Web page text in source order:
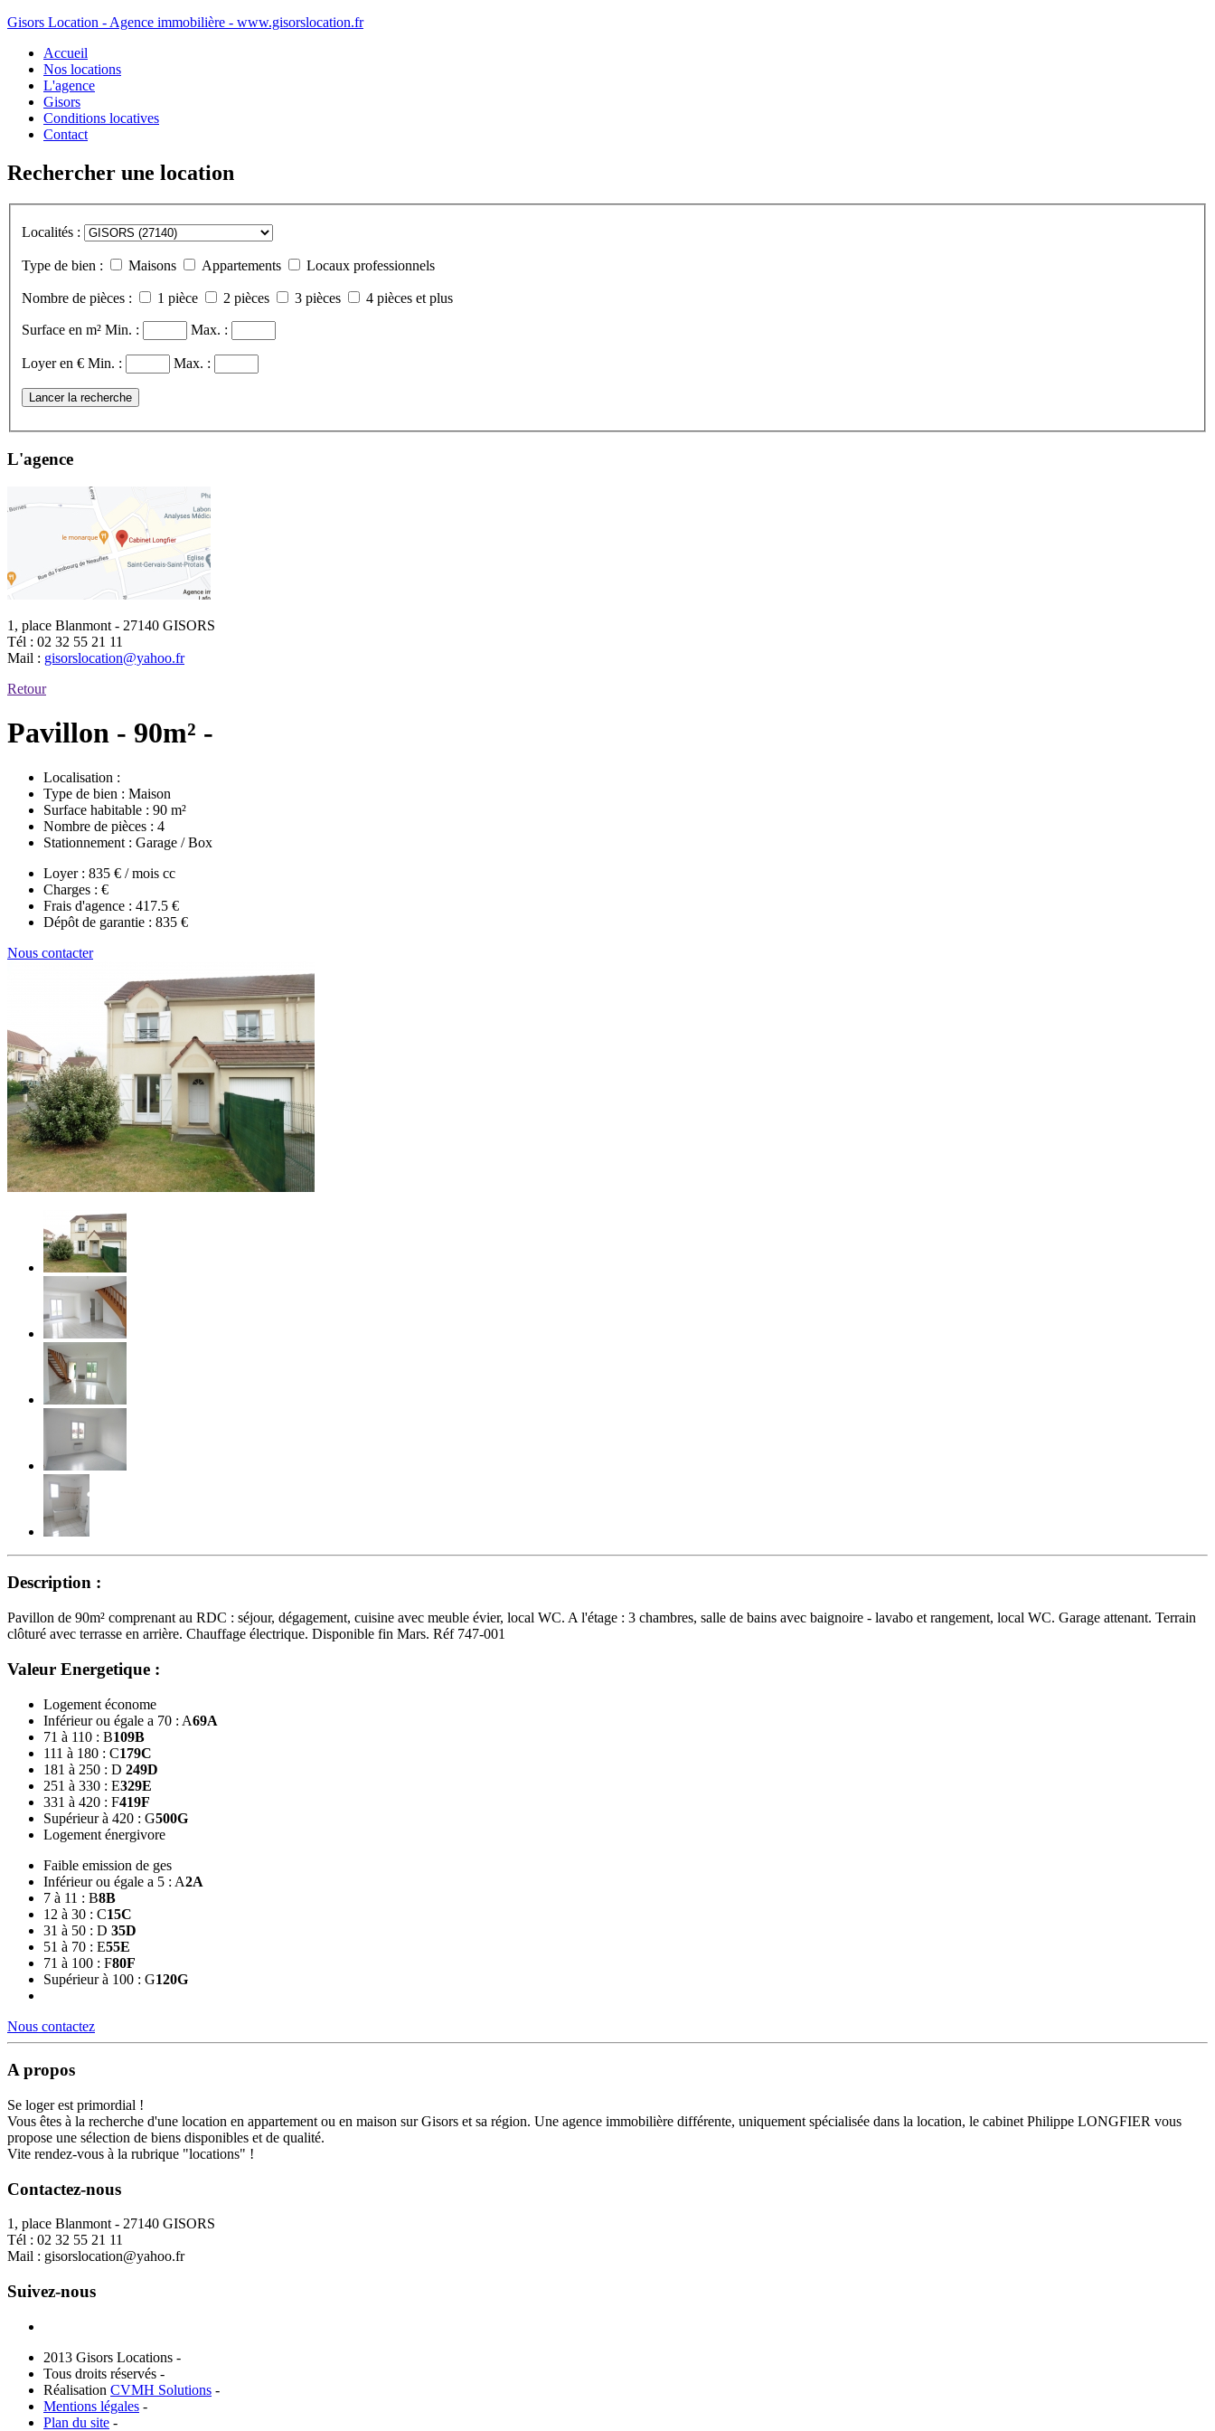
Gisors Location - Agence immobilière - www.gisorslocation.fr
Accueil
Nos locations
L'agence
Gisors
Conditions locatives
Contact
Rechercher une location
Localités :
Type de bien : Maisons Appartements Locaux professionnels
Nombre de pièces : 1 pièce 2 pièces 3 pièces 4 pièces et plus
Surface en m² Min. : Max. :
Loyer en € Min. : Max. :
Lancer la recherche
L'agence
1, place Blanmont - 27140 GISORS
Tél : 02 32 55 21 11
Mail : gisorslocation@yahoo.fr
Retour
Pavillon - 90m² -
Localisation :
Type de bien : Maison
Surface habitable : 90 m²
Nombre de pièces : 4
Stationnement : Garage / Box
Loyer : 835 € / mois cc
Charges : €
Frais d'agence : 417.5 €
Dépôt de garantie : 835 €
Nous contacter
Description :
Pavillon de 90m² comprenant au RDC : séjour, dégagement, cuisine avec meuble évier, local WC. A l'étage : 3 chambres, salle de bains avec baignoire - lavabo et rangement, local WC. Garage attenant. Terrain
clôturé avec terrasse en arrière. Chauffage électrique. Disponible fin Mars. Réf 747-001
Valeur Energetique :
Logement économe
Inférieur ou égale a 70 : A69A
71 à 110 : B109B
111 à 180 : C179C
181 à 250 : D 249D
251 à 330 : E329E
331 à 420 : F419F
Supérieur à 420 : G500G
Logement énergivore
Faible emission de ges
Inférieur ou égale a 5 : A2A
7 à 11 : B8B
12 à 30 : C15C
31 à 50 : D 35D
51 à 70 : E55E
71 à 100 : F80F
Supérieur à 100 : G120G
Nous contactez
A propos
Se loger est primordial !
Vous êtes à la recherche d'une location en appartement ou en maison sur Gisors et sa région. Une agence immobilière différente, uniquement spécialisée dans la location, le cabinet Philippe LONGFIER vous
propose une sélection de biens disponibles et de qualité.
Vite rendez-vous à la rubrique "locations" !
Contactez-nous
1, place Blanmont - 27140 GISORS
Tél : 02 32 55 21 11
Mail : gisorslocation@yahoo.fr
Suivez-nous
2013 Gisors Locations -
Tous droits réservés -
Réalisation CVMH Solutions -
Mentions légales -
Plan du site -